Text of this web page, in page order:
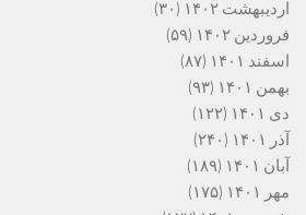
اردیبهشت ۱۴۰۲
(۳۰)
فروردین ۱۴۰۲
(۵۹)
اسفند ۱۴۰۱
(۸۷)
بهمن ۱۴۰۱
(۹۳)
دی ۱۴۰۱
(۱۲۲)
آذر ۱۴۰۱
(۲۴۰)
آبان ۱۴۰۱
(۱۸۹)
مهر ۱۴۰۱
(۱۷۵)